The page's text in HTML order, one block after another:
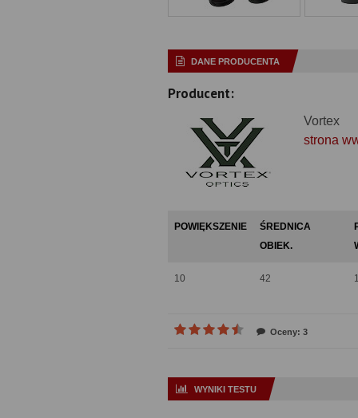
DANE PRODUCENTA
Producent:
Vortex
strona
POWIĘKSZENIE
ŚREDNICA
OBIEK.
10 42
Oceny: 3
WYNIKI TESTU